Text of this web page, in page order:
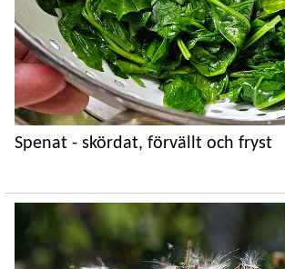
Spenat - skördat, förvällt och fryst